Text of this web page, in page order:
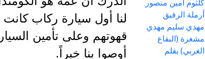
كلثوم أمين منصور
أرملة الرفيق
مهدي سليم مهدي
مشغرة (البقاع
الغربي) بقلم
لنا أول سيارة ركاب
قهوتهم وعلى تأمين
أوصوا بنا خيراً.